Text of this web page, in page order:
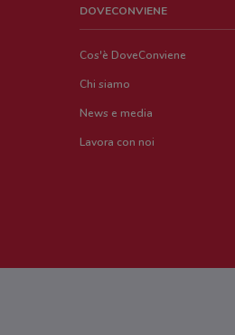
DOVECONVIENE
Cos'è DoveConviene
Chi siamo
News e media
Lavora con noi